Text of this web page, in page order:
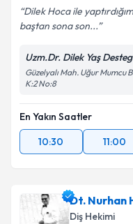
Dilek Hoca ile
baştan sona son...
Uzm.Dr. Dilek Yaş
Güzelyalı Mah. Uğur Mumcu
K:2 No:8
En Yakın Saatler
10:30
11:00
Dt. Nurhan
Diş Hekimi